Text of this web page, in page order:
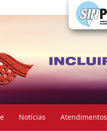
Notícias Atendimentos